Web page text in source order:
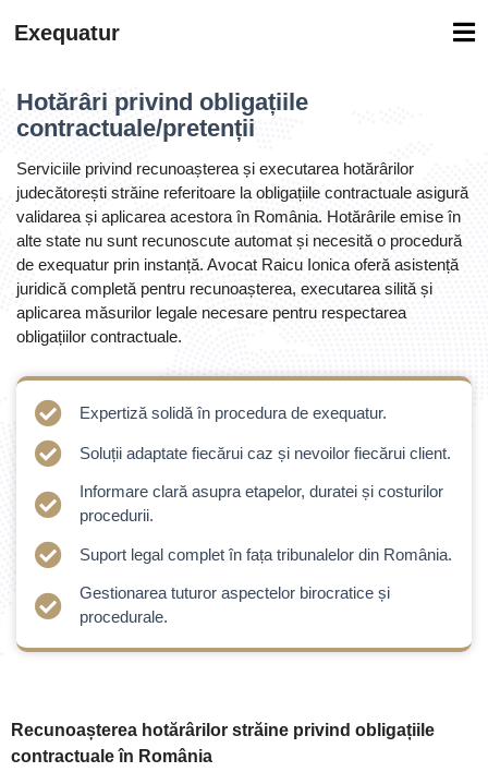
Exequatur
Hotărâri privind obligațiile
contractuale/pretenții
Serviciile privind recunoașterea și executarea hotărârilor
judecătorești străine referitoare la obligațiile contractuale asigură
validarea și aplicarea acestora în România. Hotărârile emise în
alte state nu sunt recunoscute automat și necesită o procedură
de exequatur prin instanță. Avocat Raicu Ionica oferă asistență
juridică completă pentru recunoașterea, executarea silită și
aplicarea măsurilor legale necesare pentru respectarea
obligațiilor contractuale.
Expertiză solidă în procedura de exequatur.
Soluții adaptate fiecărui caz și nevoilor fiecărui client.
Informare clară asupra etapelor, duratei și costurilor
procedurii.
Suport legal complet în fața tribunalelor din România.
Gestionarea tuturor aspectelor birocratice și
procedurale.
Recunoașterea hotărârilor străine privind obligațiile
contractuale în România